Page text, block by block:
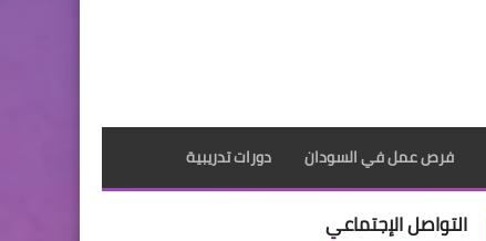
فرص عمل في السودان دورات تدريبية
التواصل الإجتماعي